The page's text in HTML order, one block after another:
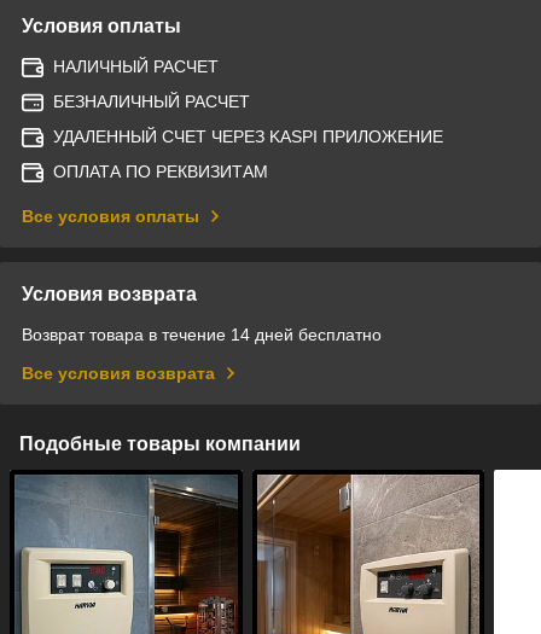
Условия оплаты
НАЛИЧНЫЙ РАСЧЕТ
БЕЗНАЛИЧНЫЙ РАСЧЕТ
УДАЛЕННЫЙ СЧЕТ ЧЕРЕЗ KASPI ПРИЛОЖЕНИЕ
ОПЛАТА ПО РЕКВИЗИТАМ
Все условия оплаты
Условия возврата
Возврат товара в течение 14 дней бесплатно
Все условия возврата
Подобные товары компании